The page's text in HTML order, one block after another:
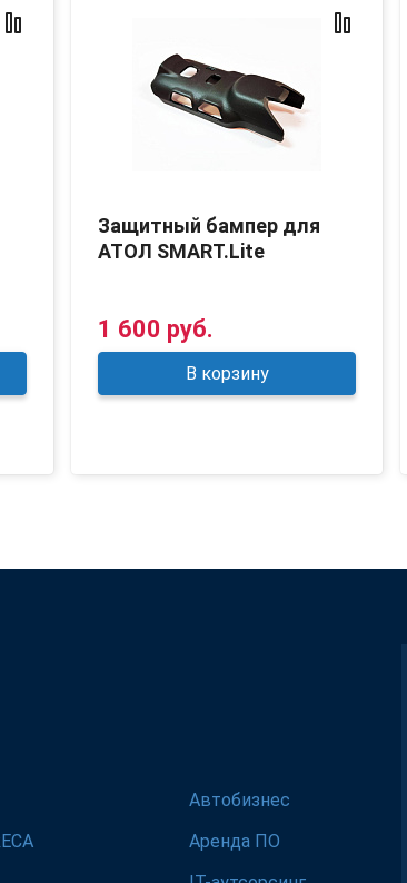
Защитный бампер для
АТОЛ SMART.Lite
1 600 руб.
В корзину
Автобизнес
Аренда ПО